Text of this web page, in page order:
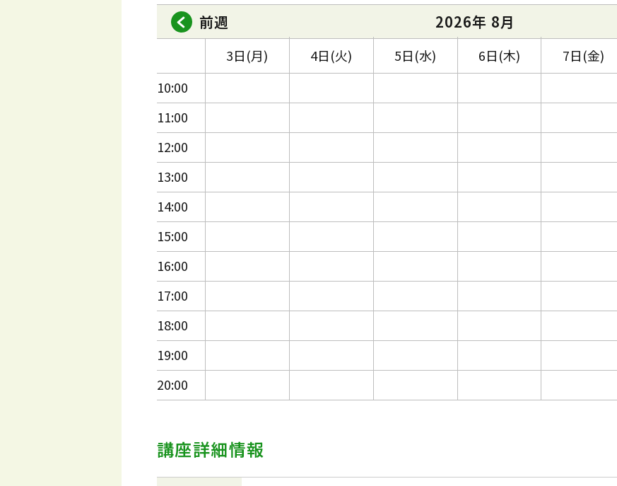
前週
2026年 8月
10:00
11:00
12:00
13:00
14:00
15:00
16:00
17:00
18:00
19:00
20:00
3日(月) 4日(火) 5日(水) 6日(木) 7日(金)
講座詳細情報